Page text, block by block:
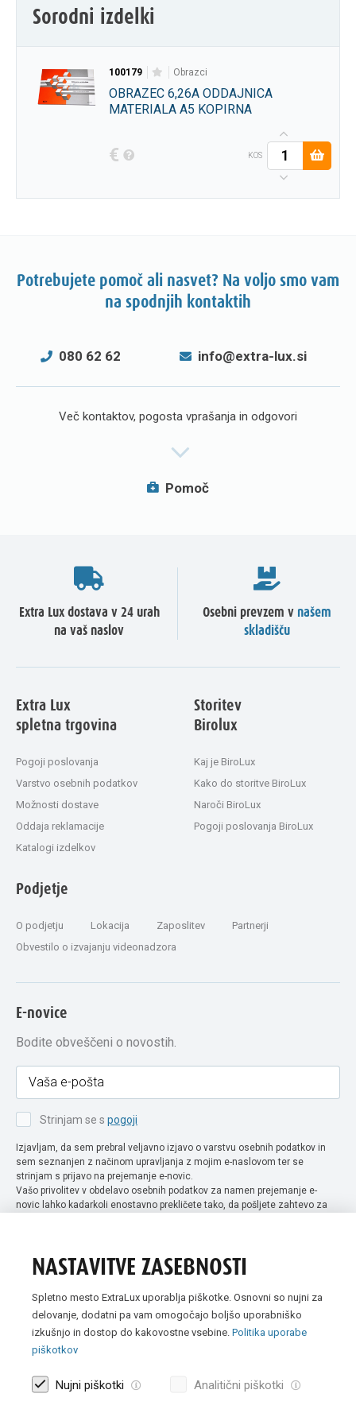
Sorodni izdelki
100179 obrazci
OBRAZEC 6,26A ODDAJNICA
MATERIALA A5 KOPIRNA
€ KOS
Potrebujete pomoč ali nasvet? Na voljo smo vam
na spodnjih kontaktih
080 62 62 info@extra-lux.si
Več kontaktov, pogosta vprašanja in odgovori
Pomoč
Extra Lux dostava v 24 urah
na vaš naslov
Osebni prevzem v našem
skladišču
Extra Lux
spletna trgovina
Pogoji poslovanja
Varstvo osebnih podatkov
Možnosti dostave
Oddaja reklamacije
Katalogi izdelkov
Storitev
Birolux
Kaj je BiroLux
Kako do storitve BiroLux
Naroči BiroLux
Pogoji poslovanja BiroLux
Podjetje
O podjetju Lokacija Zaposlitev
Partnerji
Obvestilo o izvajanju videonadzora
E-novice
Bodite obveščeni o novostih.
Strinjam se s pogoji
Izjavljam, da sem prebral veljavno izjavo o varstvu osebnih podatkov in
sem seznanjen z načinom upravljanja z mojim e-naslovom ter se
strinjam s prijavo na prejemanje e-novic.
Vašo privolitev v obdelavo osebnih podatkov za namen prejemanje e-
novic lahko kadarkoli enostavno prekličete tako, da pošljete zahtevo za
NASTAVITVE ZASEBNOSTI
Spletno mesto ExtraLux uporablja piškotke. Osnovni so nujni za
delovanje, dodatni pa vam omogočajo boljšo uporabniško
izkušnjo in dostop do kakovostne vsebine. Politika uporabe
piškotkov
Nujni piškotki Analitični piškotki